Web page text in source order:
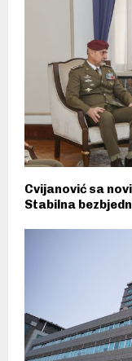
Cvijanović sa
Stabilna